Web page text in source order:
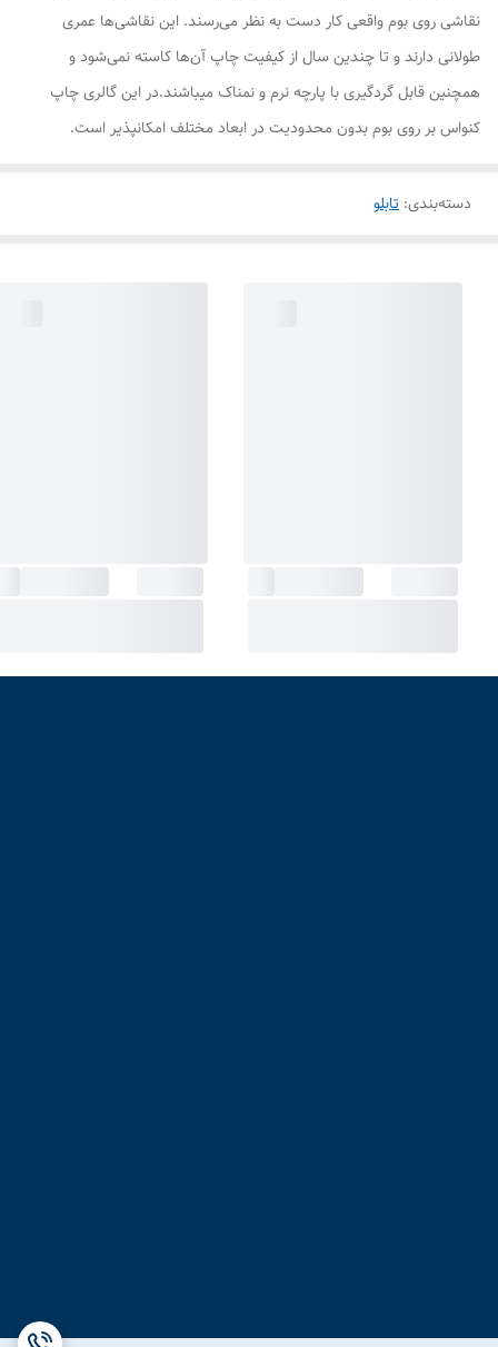
نقاشی روی بوم واقعی کار دست به نظر می‌رسند. این نقاشی‌ها عمری
طولانی دارند و تا چندین سال از کیفیت چاپ آن‌ها کاسته نمی‌شود و
همچنین قابل گردگیری با پارچه نرم و نمناک میباشند.در این گالری چاپ
کنواس بر روی بوم بدون محدودیت در ابعاد مختلف امکانپذیر است.
دسته‌بندی: تابلو